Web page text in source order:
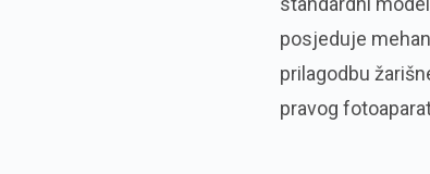
posjeduje
prilagodbu
pravog